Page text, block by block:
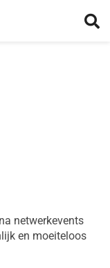
netwerkevents
en moeiteloos